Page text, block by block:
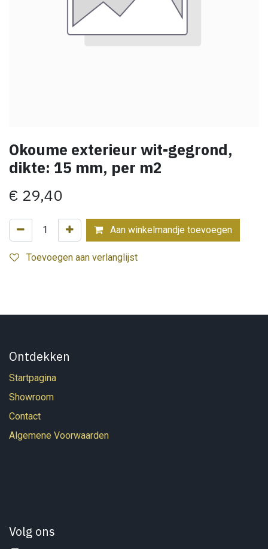
Okoume exterieur wit-gegrond,
dikte: 15 mm, per m2
€ 29,40
Aan winkelmandje toevoegen
Toevoegen aan verlanglijst
Ontdekken
Startpagina
Showroom
Contact
Algemene Voorwaarden
Volg ons